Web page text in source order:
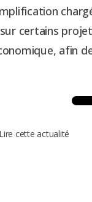
certains
afin
cette actualité